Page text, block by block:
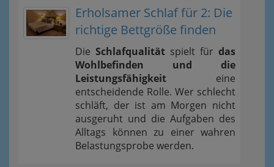
Erholsamer Schlaf für 2: Die
richtige Bettgröße finden
Die Schlafqualität spielt für das
Wohlbefinden und die
Leistungsfähigkeit eine
entscheidende Rolle. Wer schlecht
schläft, der ist am Morgen nicht
ausgeruht und die Aufgaben des
Alltags können zu einer wahren
Belastungsprobe werden.